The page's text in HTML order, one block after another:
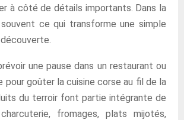
à côté de détails importants. Dans la
ce qui transforme une simple
une pause dans un restaurant ou
pour goûter la cuisine corse au fil de la
du terroir font partie intégrante de
fromages, plats mijotés,